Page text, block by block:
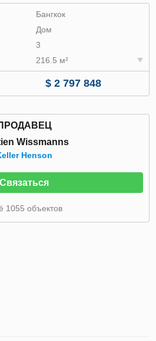
Бангкок
Дом
3
216.5 м²
$ 2 797 848
Wissmanns
Henson
Связаться
1055 объектов